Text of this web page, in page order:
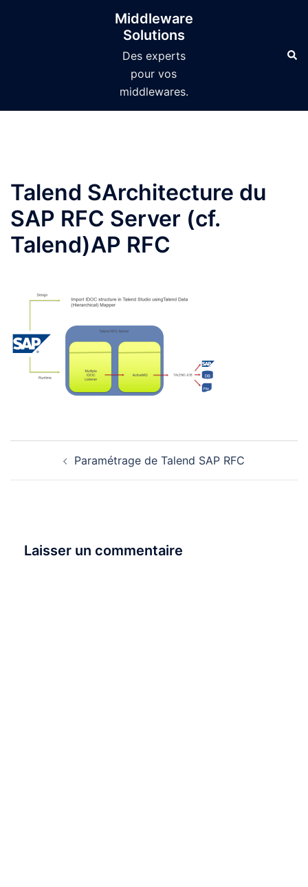
Middleware
Solutions
Des experts
pour vos
middlewares.
Talend SArchitecture du
SAP RFC Server (cf.
Talend)AP RFC
d’article Paramétrage de Talend SAP RFC
Laisser un commentaire